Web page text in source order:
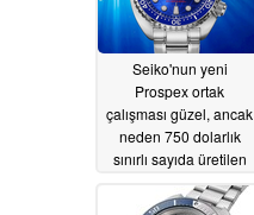
Seiko'nun yeni
Prospex ortak
çalışması güzel, ancak
neden 750 dolarlık
sınırlı sayıda üretilen
bir saat ekonomik bir
mekanizma kullanıyor?